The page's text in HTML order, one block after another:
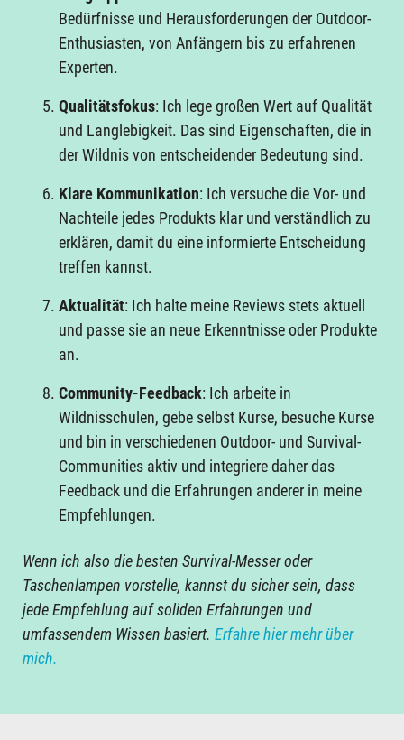
Bedürfnisse und Herausforderungen der Outdoor-
Enthusiasten, von Anfängern bis zu erfahrenen
Experten.
Qualitätsfokus: Ich lege großen Wert auf Qualität
und Langlebigkeit. Das sind Eigenschaften, die in
der Wildnis von entscheidender Bedeutung sind.
Klare Kommunikation: Ich versuche die Vor- und
Nachteile jedes Produkts klar und verständlich zu
erklären, damit du eine informierte Entscheidung
treffen kannst.
Aktualität: Ich halte meine Reviews stets aktuell
und passe sie an neue Erkenntnisse oder Produkte
an.
Community-Feedback: Ich arbeite in
Wildnisschulen, gebe selbst Kurse, besuche Kurse
und bin in verschiedenen Outdoor- und Survival-
Communities aktiv und integriere daher das
Feedback und die Erfahrungen anderer in meine
Empfehlungen.
Wenn ich also die besten Survival-Messer oder
Taschenlampen vorstelle, kannst du sicher sein, dass
jede Empfehlung auf soliden Erfahrungen und
umfassendem Wissen basiert. Erfahre hier mehr über
mich.